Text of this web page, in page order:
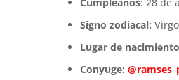
t
Signo zodiacal: Virgo
Lugar de nacimiento
Conyuge: